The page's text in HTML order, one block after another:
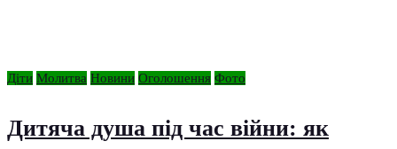
Діти Молитва Новини Оголошення Фото
Дитяча душа під час війни: як